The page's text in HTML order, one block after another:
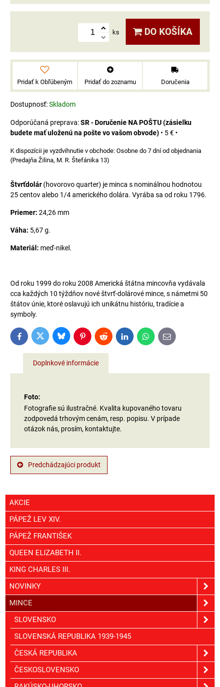
ks DO KOŠÍKA
Pridať k Obľúbeným Pridať do zoznamu Doručenia
Dostupnosť:Skladom
SR - Doručenie NA POŠTU (zásielku
budete mať uloženú na pošte vo vašom obvode) • 5 € •
Osobne do 7 dní od objednania
(Predajňa Žilina, M. R. Štefánika 13)
Štvrťdolár (hovorovo quarter) je minca s nominálnou hodnotou
25 centov alebo 1/4 amerického dolára. Vyrába sa od roku 1796.
Priemer: 24,26 mm
Váha: 5,67 g.
Materiál: meď-nikel.
Od roku 1999 do roku 2008 Americká štátna mincovňa vydávala
cca každých 10 týždňov nové štvrť-dolárové mince, s námetmi 50
štátov únie, ktoré oslavujú ich unikátnu históriu, tradície a
symboly.
FacebookTwitter BlueskyPinterestReddit LinkedInWhatsApp
E-
mail
Doplnkové informácie
Foto:
Fotografie sú ilustračné. Kvalita kupovaného tovaru
zodpovedá trhovým cenám, resp. popisu. V prípade
otázok nás, prosím, kontaktujte.
Predchádzajúci produkt
AKCIE
PÁPEŽ LEV XIV.
PÁPEŽ FRANTIŠEK
QUEEN ELIZABETH II.
KING CHARLES III.
NOVINKY
MINCE
SLOVENSKO
SLOVENSKÁ REPUBLIKA 1939-1945
ČESKÁ REPUBLIKA
ČESKOSLOVENSKO